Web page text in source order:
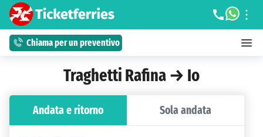
Chiama per un preventivo
Traghetti Rafina → Io
Andata e ritorno Sola andata